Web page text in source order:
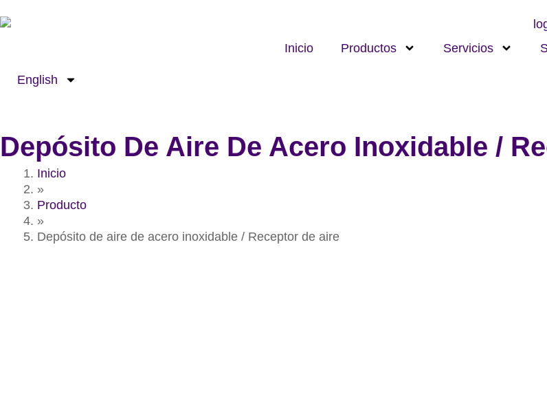
al
Inicio Productos Servicios
English
Depósito De Aire De Acero Inoxidable /
Inicio
»
Producto
»
Depósito de aire de acero inoxidable / Receptor de aire